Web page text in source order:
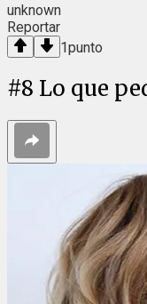
unknown
Reportar
1punto
#8 Lo que